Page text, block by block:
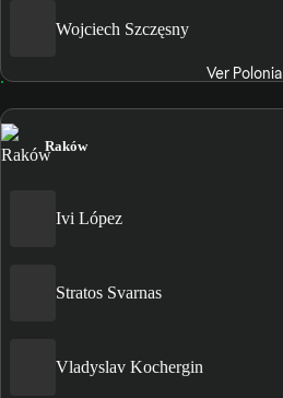
Wojciech Szczęsny
Ver Polonia
Raków
Ivi López
Stratos Svarnas
Vladyslav Kochergin